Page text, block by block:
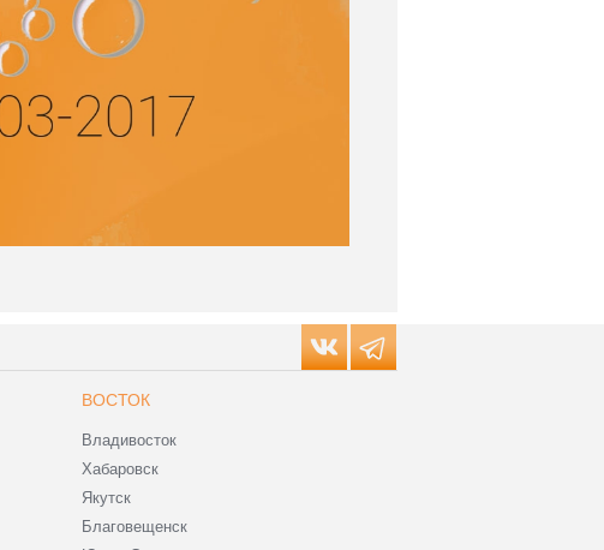
ВОСТОК
Владивосток
Хабаровск
Якутск
Благовещенск